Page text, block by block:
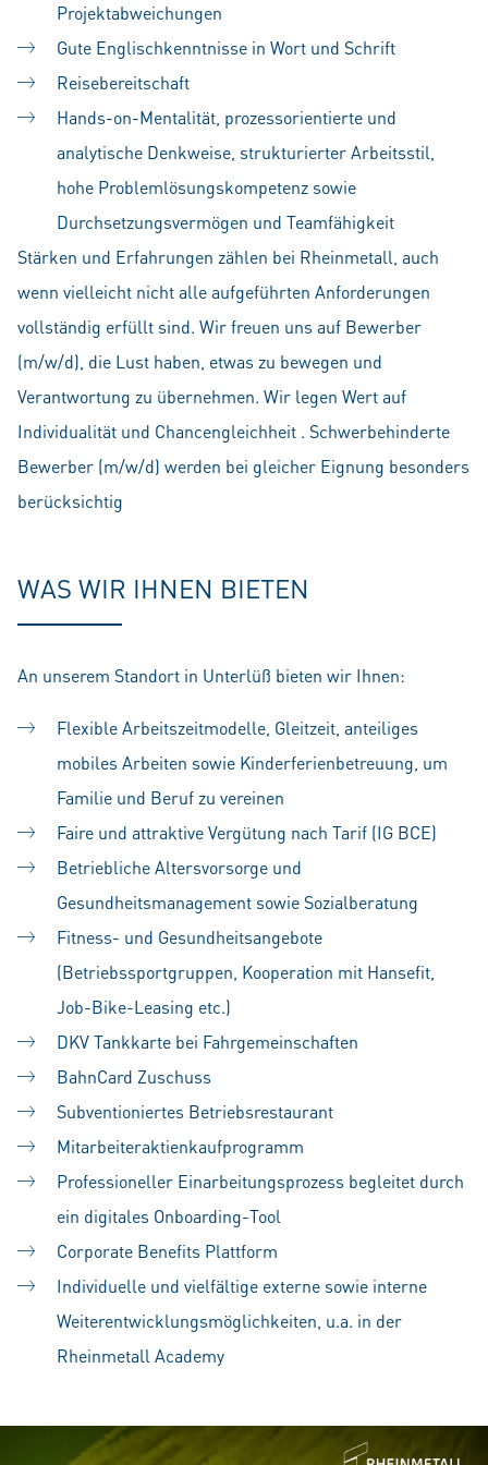
Projektabweichungen
Gute Englischkenntnisse in Wort und Schrift
Reisebereitschaft
Hands-on-Mentalität, prozessorientierte und
analytische Denkweise, strukturierter Arbeitsstil,
hohe Problemlösungskompetenz sowie
Durchsetzungsvermögen und Teamfähigkeit
Stärken und Erfahrungen zählen bei Rheinmetall, auch
wenn vielleicht nicht alle aufgeführten Anforderungen
vollständig erfüllt sind. Wir freuen uns auf Bewerber
(m/w/d), die Lust haben, etwas zu bewegen und
Verantwortung zu übernehmen. Wir legen Wert auf
Individualität und Chancengleichheit . Schwerbehinderte
Bewerber (m/w/d) werden bei gleicher Eignung besonders
berücksichtig
WAS WIR IHNEN BIETEN
An unserem Standort in Unterlüß bieten wir Ihnen:
Flexible Arbeitszeitmodelle, Gleitzeit, anteiliges
mobiles Arbeiten sowie Kinderferienbetreuung, um
Familie und Beruf zu vereinen
Faire und attraktive Vergütung nach Tarif (IG BCE)
Betriebliche Altersvorsorge und
Gesundheitsmanagement sowie Sozialberatung
Fitness- und Gesundheitsangebote
(Betriebssportgruppen, Kooperation mit Hansefit,
Job-Bike-Leasing etc.)
DKV Tankkarte bei Fahrgemeinschaften
BahnCard Zuschuss
Subventioniertes Betriebsrestaurant
Mitarbeiteraktienkaufprogramm
Professioneller Einarbeitungsprozess begleitet durch
ein digitales Onboarding-Tool
Corporate Benefits Plattform
Individuelle und vielfältige externe sowie interne
Weiterentwicklungsmöglichkeiten, u.a. in der
Rheinmetall Academy